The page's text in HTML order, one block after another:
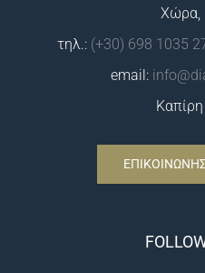
Χώρα,
τηλ.: (+30) 698 1035
email: